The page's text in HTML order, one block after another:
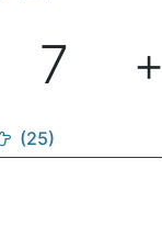
7 ＋
(25)